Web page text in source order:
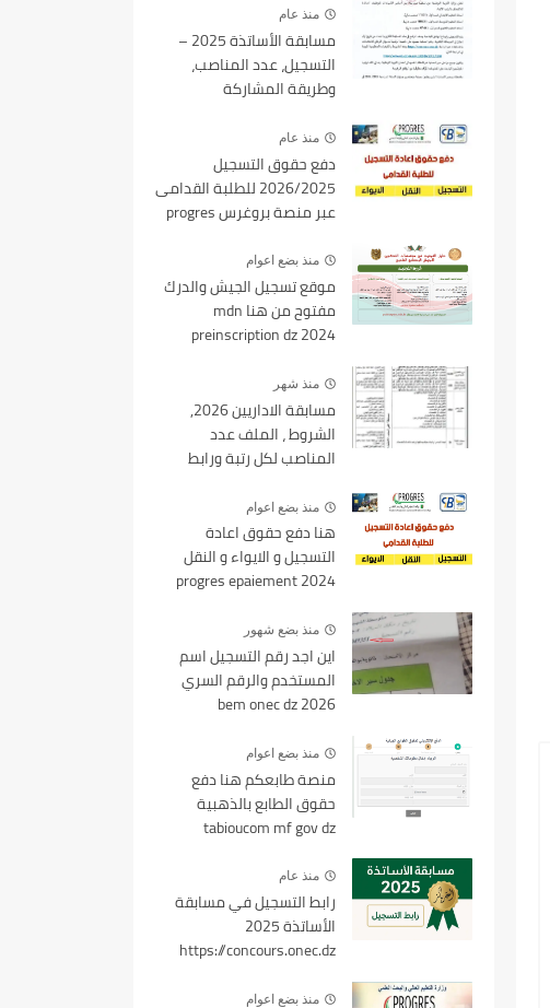
منذ عام
مسابقة الأساتذة 2025 –
التسجيل، عدد المناصب،
وطريقة المشاركة
منذ عام
دفع حقوق التسجيل
2026/2025 للطلبة القدامى
عبر منصة بروغرس progres
منذ بضع اعوام
موقع تسجيل الجيش والدرك
مفتوح من هنا mdn
preinscription dz 2024
منذ شهر
مسابقة الاداريين 2026,
الشروط ، الملف عدد
المناصب لكل رتبة ورابط
منذ بضع اعوام
هنا دفع حقوق اعادة
التسجيل و الايواء و النقل
2024 progres epaiement
منذ بضع شهور
اين اجد رقم التسجيل اسم
المستخدم والرقم السري
bem onec dz 2026
منذ بضع اعوام
منصة طابعكم هنا دفع
حقوق الطابع بالذهبية
tabioucom mf gov dz
منذ عام
رابط التسجيل في مسابقة
الأساتذة 2025
https://concours.onec.dz
منذ بضع اعوام